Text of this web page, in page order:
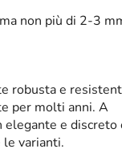
non più di 2-3
robusta e
per molti anni. A
elegante e
varianti.